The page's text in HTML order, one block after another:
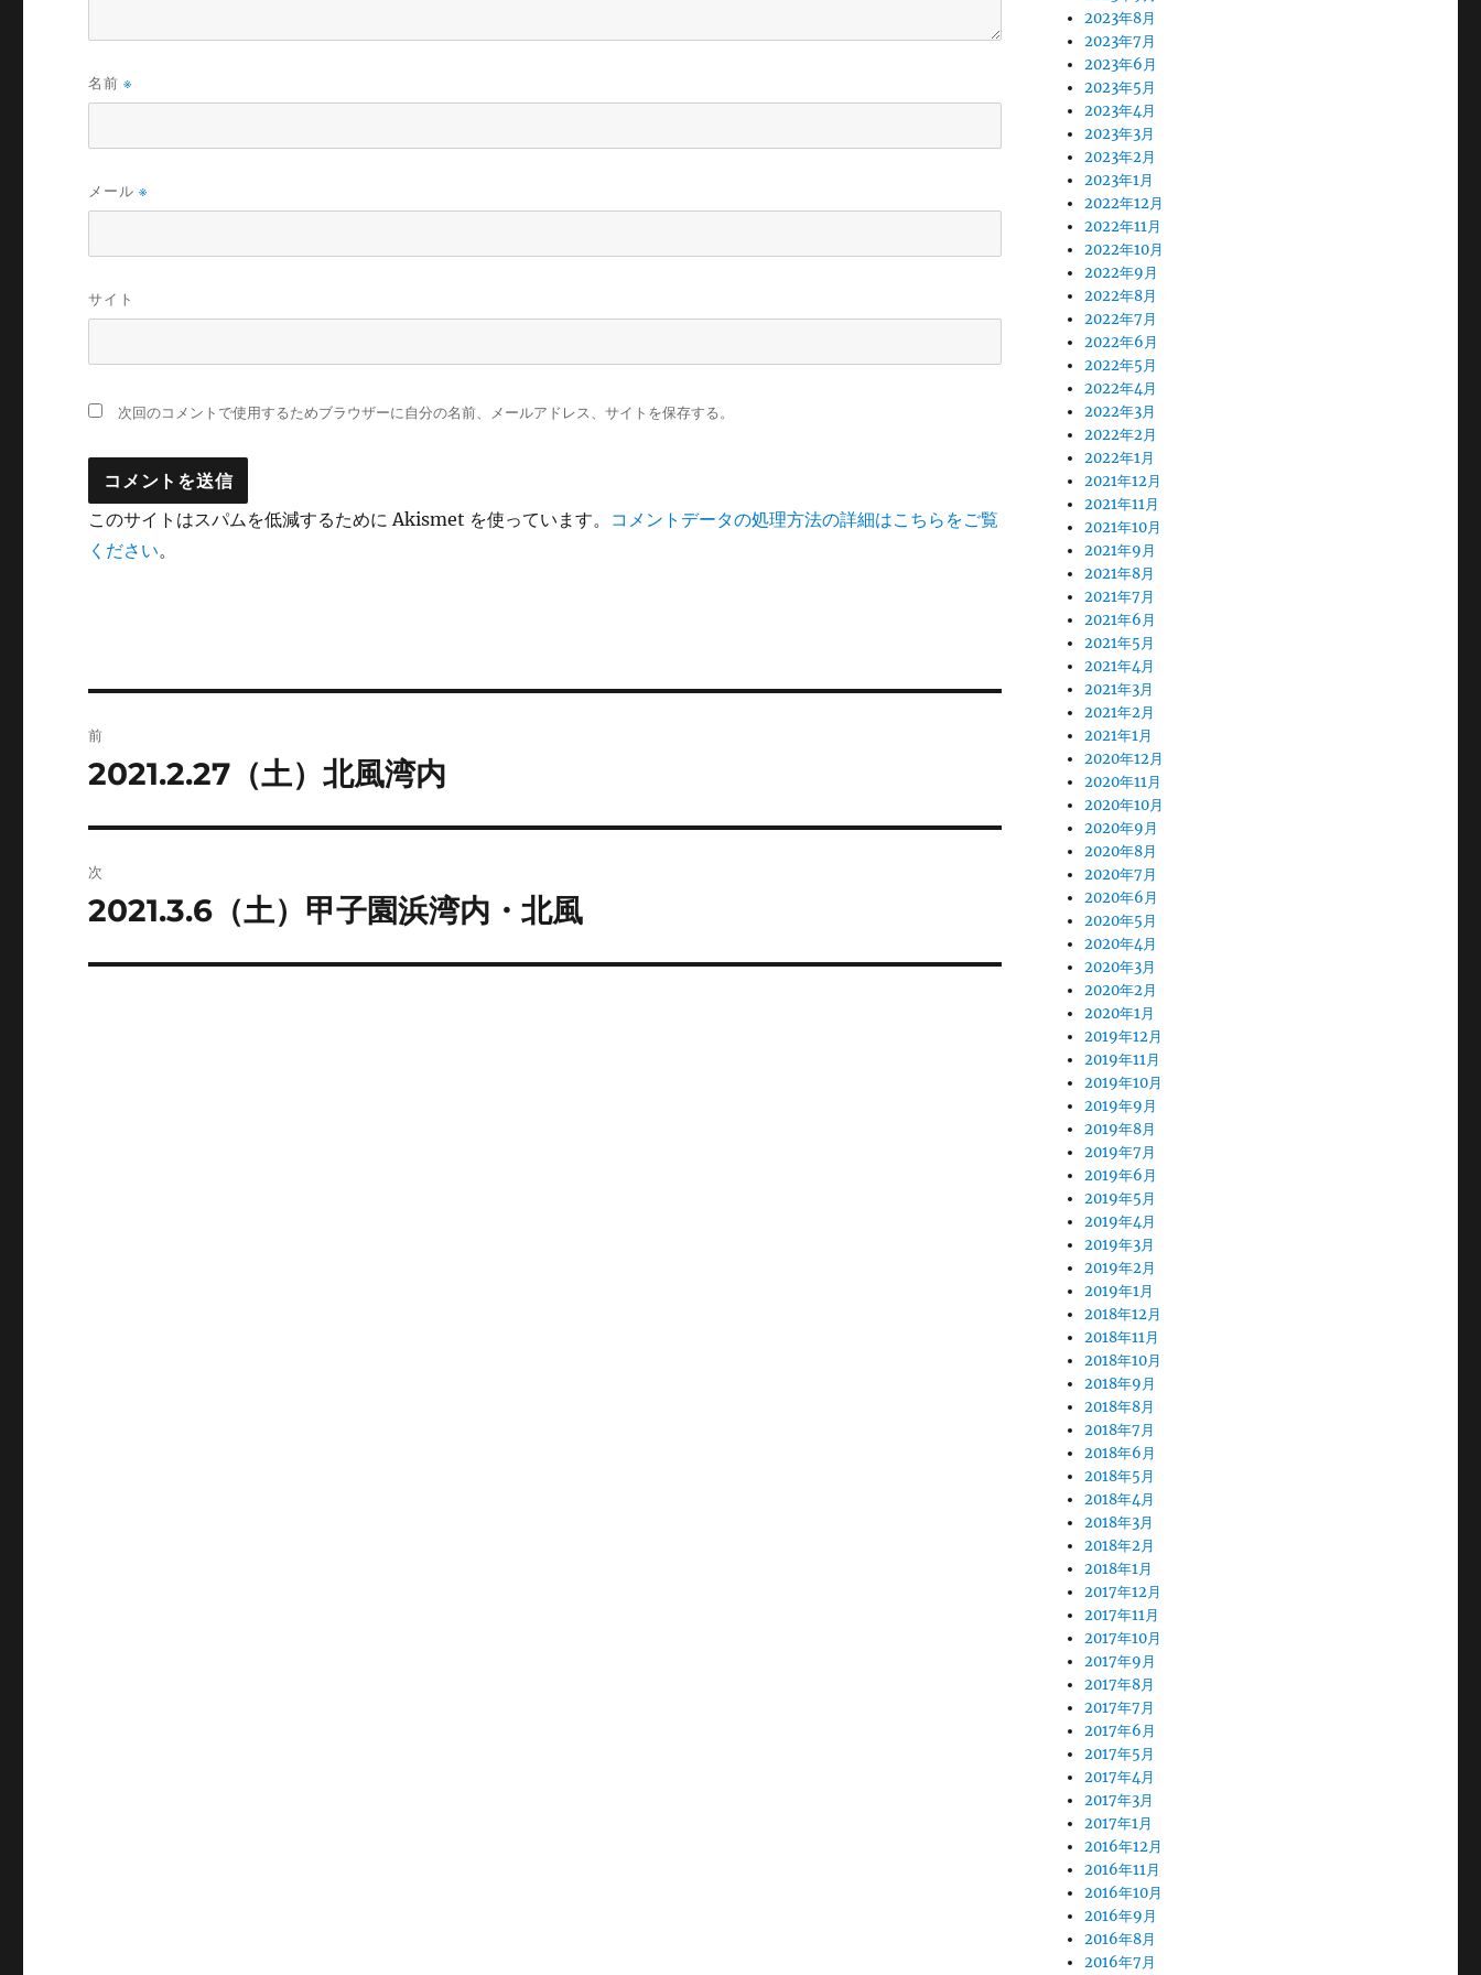
名前※
メール※
サイト
次回のコメントで使用するためブラウザーに自分の名前、メールアドレス、サイトを保存する。
このサイトはスパムを低減するために Akismet を使っています。 コメントデータの処理方法の詳細はこちらをご覧
ください。
稿
ゲ
前
前
投
稿:
2021.2.27（土）北風湾内
次
次
投
2021.3.6（土）甲子園浜湾内・北風
2023年8月
2023年7月
2023年6月
2023年5月
2023年4月
2023年3月
2023年2月
2023年1月
2022年12月
2022年11月
2022年10月
2022年9月
2022年8月
2022年7月
2022年6月
2022年5月
2022年4月
2022年3月
2022年2月
2022年1月
2021年12月
2021年11月
2021年10月
2021年9月
2021年8月
2021年7月
2021年6月
2021年5月
2021年4月
2021年3月
2021年2月
2021年1月
2020年12月
2020年11月
2020年10月
2020年9月
2020年8月
2020年7月
2020年6月
2020年5月
2020年4月
2020年3月
2020年2月
2020年1月
2019年12月
2019年11月
2019年10月
2019年9月
2019年8月
2019年7月
2019年6月
2019年5月
2019年4月
2019年3月
2019年2月
2019年1月
2018年12月
2018年11月
2018年10月
2018年9月
2018年8月
2018年7月
2018年6月
2018年5月
2018年4月
2018年3月
2018年2月
2018年1月
2017年12月
2017年11月
2017年10月
2017年9月
2017年8月
2017年7月
2017年6月
2017年5月
2017年4月
2017年3月
2017年1月
2016年12月
2016年11月
2016年10月
2016年9月
2016年8月
2016年7月